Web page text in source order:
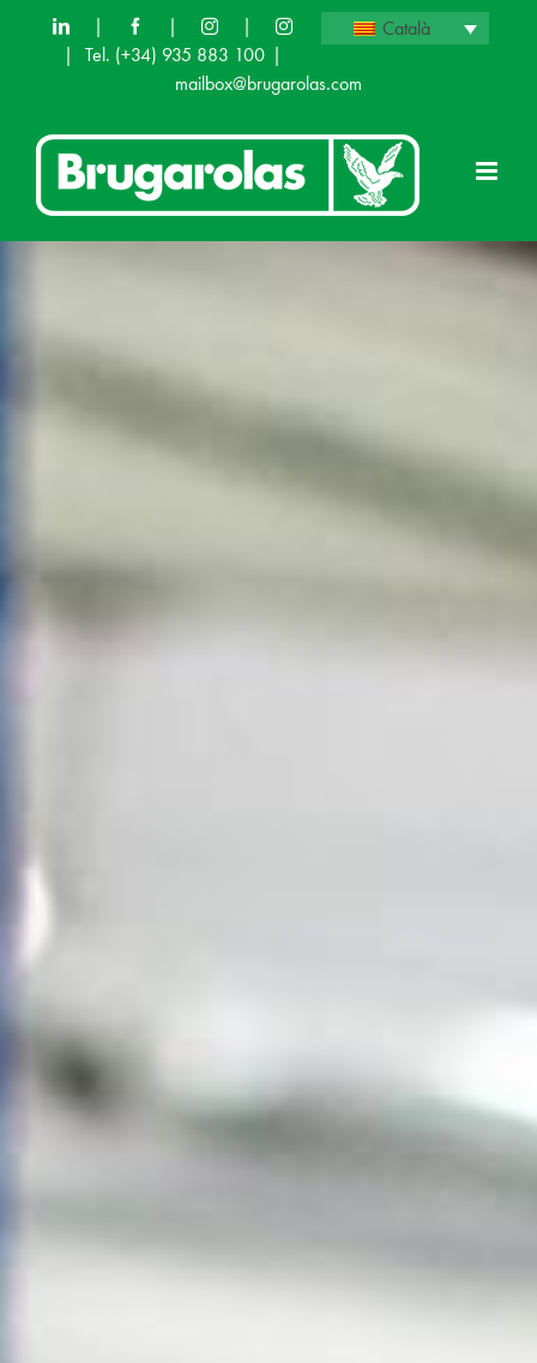
Català
| |
|
|
Tel. (+34) 935 883 100 |
mailbox@brugarolas.com